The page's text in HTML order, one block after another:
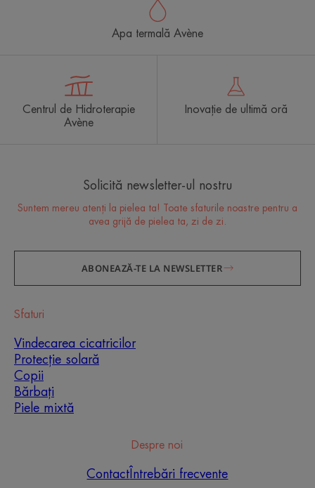
Îngrijirea esențială pentru
Toate sfaturile noastre de specialitate (și cele mai
recente inovații dermatologice) pentru a avea grijă
ÎNSCRIE-TE
Apa termală Avène
Centrul de Hidroterapie
Avène
Inovație de ultimă oră
Solicită newsletter-ul nostru
Suntem mereu atenți la pielea ta! Toate sfaturile noastre pentru a
avea grijă de pielea ta, zi de zi.
ABONEAZĂ-TE LA NEWSLETTER
Sfaturi
Vindecarea cicatricilor
Protecție solară
Copii
Bărbați
Piele mixtă
Despre noi
Contact Întrebări frecvente